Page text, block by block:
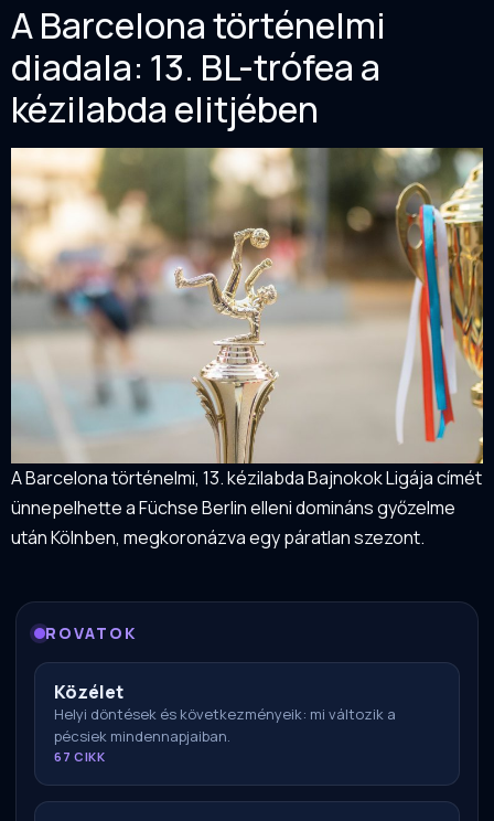
A Barcelona történelmi
diadala: 13. BL-trófea a
kézilabda elitjében
A Barcelona történelmi, 13. kézilabda Bajnokok Ligája címét
ünnepelhette a Füchse Berlin elleni domináns győzelme
után Kölnben, megkoronázva egy páratlan szezont.
ROVATOK
Közélet
Helyi döntések és következményeik: mi változik a
pécsiek mindennapjaiban.
67 CIKK